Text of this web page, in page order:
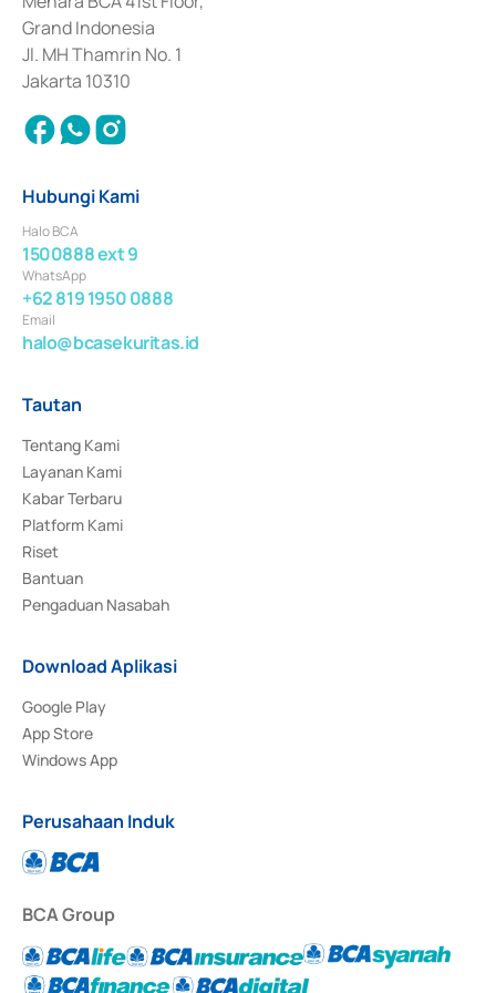
Surat Berharga Komersial yang izinnya diterbitkan pada tahun 2018.
Grand Indonesia
Jl. MH Thamrin No. 1
Jakarta 10310
Hubungi Kami
Halo BCA
1500888 ext 9
WhatsApp
+62 819 1950 0888
Email
halo@bcasekuritas.id
Tautan
Tentang Kami
Layanan Kami
Kabar Terbaru
Platform Kami
Riset
Bantuan
Pengaduan Nasabah
Download Aplikasi
Google Play
App Store
Windows App
Perusahaan Induk
BCA Group